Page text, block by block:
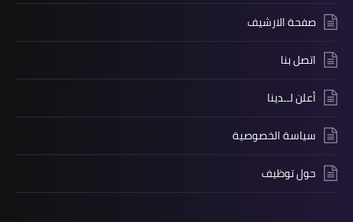
صفحة الارشيف
اتصل بنا
أعلن لــدينا
سياسة الخصوصية
حول توظيف